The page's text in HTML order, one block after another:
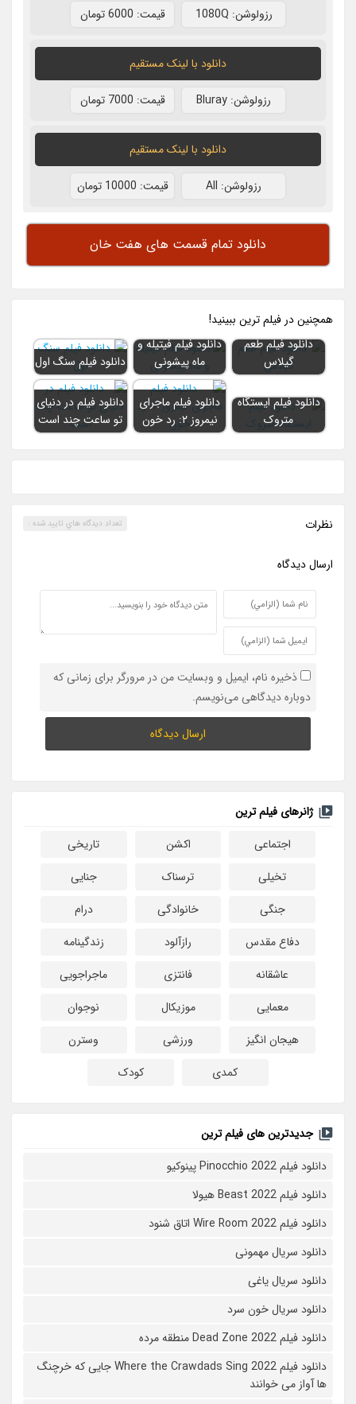
رزولوشن: 1080Q قيمت: 6000 تومان
دانلود با لينک مستقيم
رزولوشن: Bluray قيمت: 7000 تومان
دانلود با لينک مستقيم
رزولوشن: All قيمت: 10000 تومان
دانلود تمام قسمت های هفت خان
همچنين در فيلم ترين ببينيد!
دانلود فیلم طعم
گیلاس
دانلود فیلم فیتیله و
ماه پیشونی
دانلود فیلم سنگ اول
دانلود فیلم ایستگاه
متروک
دانلود فیلم ماجرای
نیمروز ۲: رد خون
دانلود فیلم در دنیای
تو ساعت چند است
نظرات تعداد ديدگاه هاي تاييد شده :
ارسال ديدگاه
ذخیره نام، ایمیل و وبسایت من در مرورگر برای زمانی که
دوباره دیدگاهی می‌نویسم.
ژانرهای فیلم ترین
اجتماعی
اکشن
تاریخی
تخیلی
ترسناک
جنایی
جنگی
خانوادگی
درام
دفاع مقدس
رازآلود
زندگینامه
عاشقانه
فانتزی
ماجراجویی
معمایی
موزیکال
نوجوان
هیجان انگیز
ورزشی
وسترن
کمدی
کودک
جدیدترین های فیلم ترین
دانلود فیلم Pinocchio 2022 پینوکیو
دانلود فیلم Beast 2022 هیولا
دانلود فیلم Wire Room 2022 اتاق شنود
دانلود سریال مهمونی
دانلود سریال یاغی
دانلود سریال خون سرد
دانلود فیلم 2022 Dead Zone منطقه مرده
دانلود فیلم Where the Crawdads Sing 2022 جایی که خرچنگ
ها آواز می خوانند